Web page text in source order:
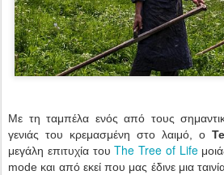
Με τη ταμπέλα ενός από τους
γενιάς του κρεμασμένη στο λαιμό, ο
μεγάλη επιτυχία τουThe Tree of Life
mode και από εκεί που μας έδινε μια